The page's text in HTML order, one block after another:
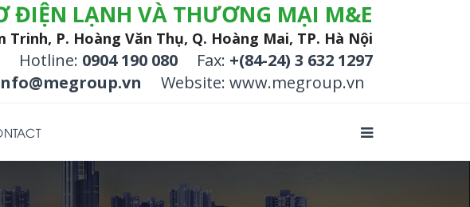
ĐIỆN LẠNH VÀ THƯƠNG MẠI M&E
Trinh, P. Hoàng Văn Thụ, Q. Hoàng Mai, TP. Hà Nội
Hotline: 0904 190 080 Fax: +(84-24) 3 632 1297
Website: www.megroup.vn